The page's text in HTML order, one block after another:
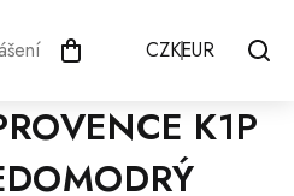
CZKEUR
K1P